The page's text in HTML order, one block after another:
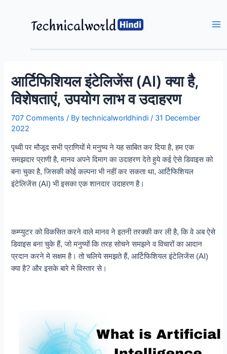
आर्टिफिशियल इंटेलिजेंस (AI) क्या है,
विशेषताएं, उपयोग लाभ व उदाहरण
707 Comments / Bytechnicalworldhindi/ 31 December
2022
पृथ्वी पर मौजूद सभी प्राणियों मे मनुष्य ने यह साबित कर दिया है, हम एक
समझदार प्राणी है, मानव अपने दिमाग का उदाहरण देते हुये कई ऐसे डिवाइस को
बना चुका है, जिसकी कोई कल्पना भी नहीं कर सकता था, आर्टिफिशियल
इंटेलिजेंस (AI) भी इसका एक शानदार उदाहरण है।
कम्प्युटर को विकसित करने वाले मानव ने इतनी तरक्की कर ली है, कि वे अब ऐसे
डिवाइस बना चुके हैं, जो मनुष्यों कि तरह सोचने समझने व विचारों का आदान
प्रदान करने मे सक्षम है। तो चलिये समझते हैं, आर्टिफिशियल इंटेलिजेंस (AI)
क्या है? और इसके बारे मे विस्तार से।